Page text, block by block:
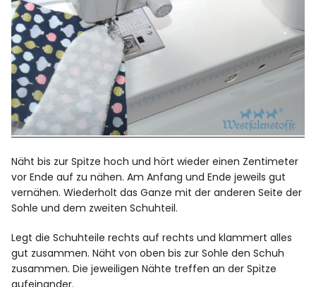
Näht bis zur Spitze hoch und hört wieder einen Zentimeter
vor Ende auf zu nähen. Am Anfang und Ende jeweils gut
vernähen. Wiederholt das Ganze mit der anderen Seite der
Sohle und dem zweiten Schuhteil.
Legt die Schuhteile rechts auf rechts und klammert alles
gut zusammen. Näht von oben bis zur Sohle den Schuh
zusammen. Die jeweiligen Nähte treffen an der Spitze